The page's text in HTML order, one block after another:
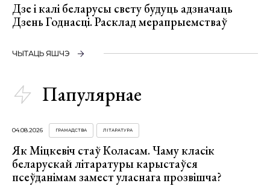
Дзе і калі беларусы свету будуць адзначаць
Дзень Годнасці. Расклад мерапрыемстваў
ЧЫТАЦЬ ЯШЧЭ
Папулярнае
04.08.2026 ГРАМАДСТВА ЛІТАРАТУРА
Як Міцкевіч стаў Коласам. Чаму класік
беларускай літаратуры карыстаўся
псеўданімам замест уласнага прозвішча?